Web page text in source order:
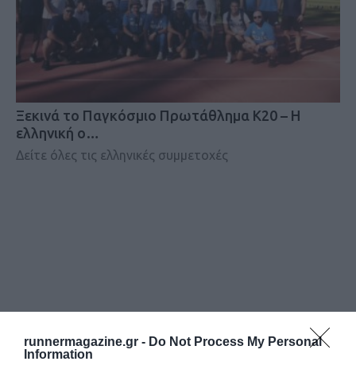
runnermagazine.gr - Do Not Process My Personal
Information
Ξεκινά το Παγκόσμιο Πρωτάθλημα Κ20 – Η
ελληνική ο…
Δείτε όλες τις ελληνικές συμμετοχές